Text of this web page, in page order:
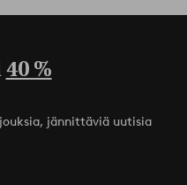
40 %
jännittäviä uutisia